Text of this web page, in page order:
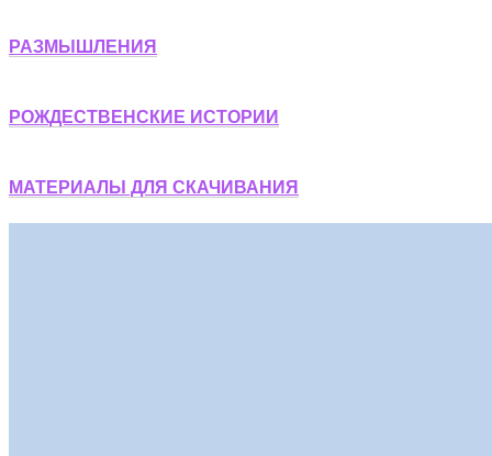
РАЗМЫШЛЕНИЯ
РОЖДЕСТВЕНСКИЕ ИСТОРИИ
МАТЕРИАЛЫ ДЛЯ СКАЧИВАНИЯ